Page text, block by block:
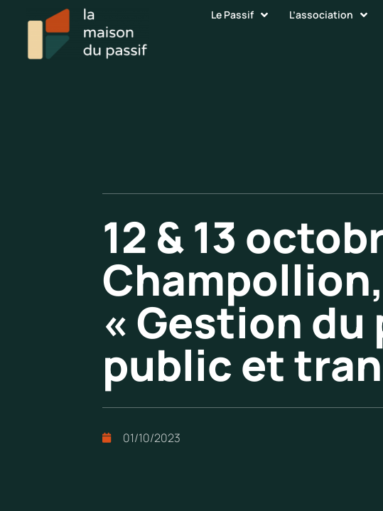
Le Passif L’association
12 & 13
« Gestion
public et
01/10/2023